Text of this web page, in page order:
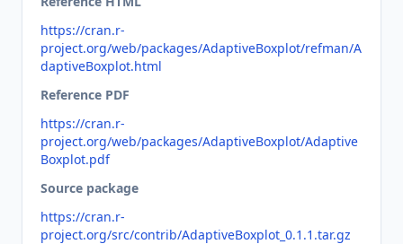
https://cran.r-
project.org/web/packages/AdaptiveBoxplot/refman/A
daptiveBoxplot.html
Reference PDF
https://cran.r-
project.org/web/packages/AdaptiveBoxplot/Adaptive
Boxplot.pdf
Source package
https://cran.r-
project.org/src/contrib/AdaptiveBoxplot_0.1.1.tar.gz